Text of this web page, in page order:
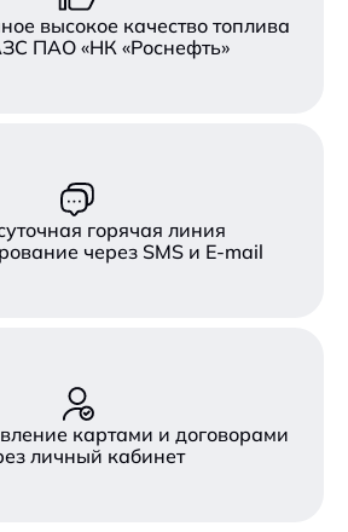
высокое качество топлива
ПАО «НК «Роснефть»
горячая линия
через SMS и E-mail
картами и договорами
личный кабинет